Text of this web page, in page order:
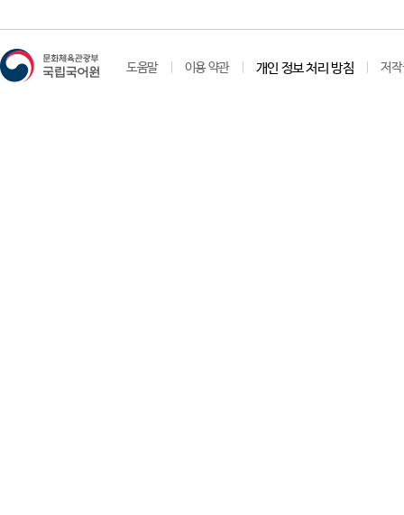
도움말 이용 약관 개인 정보 처리 방침 저